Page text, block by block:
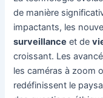
de manière
impactants, les
surveillance et de
croissant. Les
les caméras à zoom
redéfinissent le